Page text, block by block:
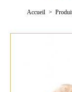
Accueil